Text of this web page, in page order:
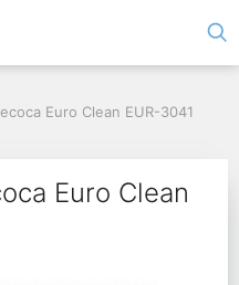
Euro Clean EUR-3041
Euro Clean